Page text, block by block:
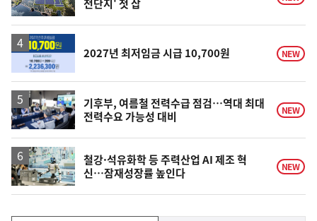
전단지' 첫 삽
2027년 최저임금 시급 10,700원 NEW
기후부, 여름철 전력수급 점검…역대 최대
전력수요 가능성 대비
NEW
철강·석유화학 등 주력산업 AI 제조 혁
신…잠재성장률 높인다
NEW